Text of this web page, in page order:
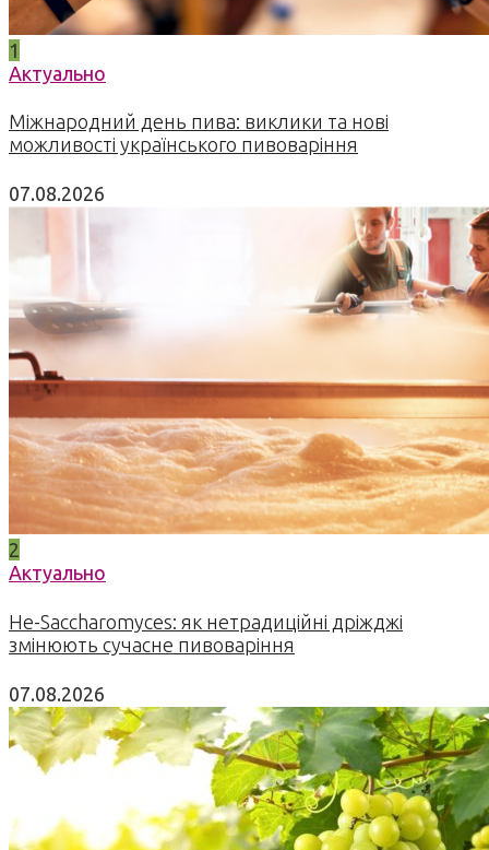
1
Актуально
Міжнародний день пива: виклики та нові
можливості українського пивоваріння
07.08.2026
2
Актуально
Не-Saccharomyces: як нетрадиційні дріжджі
змінюють сучасне пивоваріння
07.08.2026